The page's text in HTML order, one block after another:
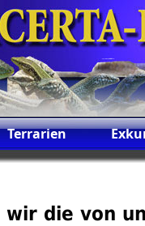
Terrarien
die von